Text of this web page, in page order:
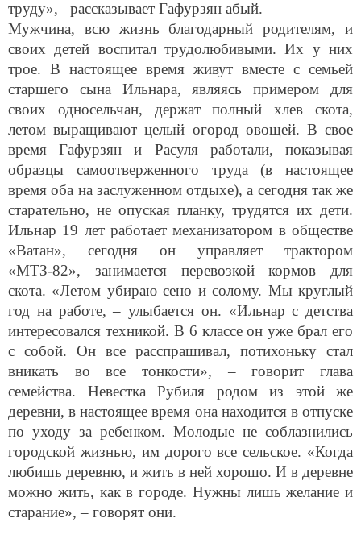
труду», –рассказывает Гафурзян абый.
Мужчина, всю жизнь благодарный родителям, и
своих детей воспитал трудолюбивыми. Их у них
трое. В настоящее время живут вместе с семьей
старшего сына Ильнара, являясь примером для
своих односельчан, держат полный хлев скота,
летом выращивают целый огород овощей. В свое
время Гафурзян и Расуля работали, показывая
образцы самоотверженного труда (в настоящее
время оба на заслуженном отдыхе), а сегодня так же
старательно, не опуская планку, трудятся их дети.
Ильнар 19 лет работает механизатором в обществе
«Ватан», сегодня он управляет трактором
«МТЗ-82», занимается перевозкой кормов для
скота. «Летом убираю сено и солому. Мы круглый
год на работе, – улыбается он. «Ильнар с детства
интересовался техникой. В 6 классе он уже брал его
с собой. Он все расспрашивал, потихоньку стал
вникать во все тонкости», – говорит глава
семейства. Невестка Рубиля родом из этой же
деревни, в настоящее время она находится в отпуске
по уходу за ребенком. Молодые не соблазнились
городской жизнью, им дорого все сельское. «Когда
любишь деревню, и жить в ней хорошо. И в деревне
можно жить, как в городе. Нужны лишь желание и
старание», – говорят они.